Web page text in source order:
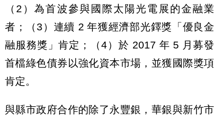
（2）為首波參與國際太陽光電展的金融業
者；（3）連續 2 年獲經濟部光鐸獎「優良金
融服務獎」肯定；（4）於 2017 年 5 月募發
首檔綠色債券以強化資本市場，並獲國際獎項
肯定。
與縣市政府合作的除了永豐銀，華銀與新竹市